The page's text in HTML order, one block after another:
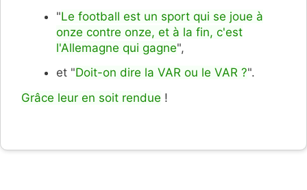
"Le football est un sport qui se joue à
onze contre onze, et à la fin, c'est
l'Allemagne qui gagne",
et "Doit-on dire la VAR ou le VAR ?".
Grâce leur en soit rendue !